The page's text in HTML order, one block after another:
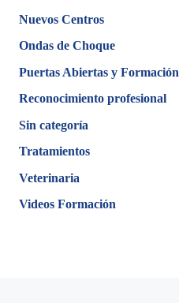
Nuevos Centros
Ondas de Choque
Puertas Abiertas y Formación
Reconocimiento profesional
Sin categoría
Tratamientos
Veterinaria
Videos Formación